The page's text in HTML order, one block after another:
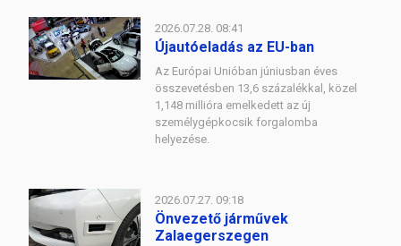
2026.07.28. 08:41
Újautóeladás az EU-ban
Az Európai Unióban júniusban éves
összevetésben 13,6 százalékkal, közel
1,148 millióra emelkedett az új
személygépkocsik forgalomba
helyezése.
2026.07.27. 09:18
Önvezető járművek
Zalaegerszegen